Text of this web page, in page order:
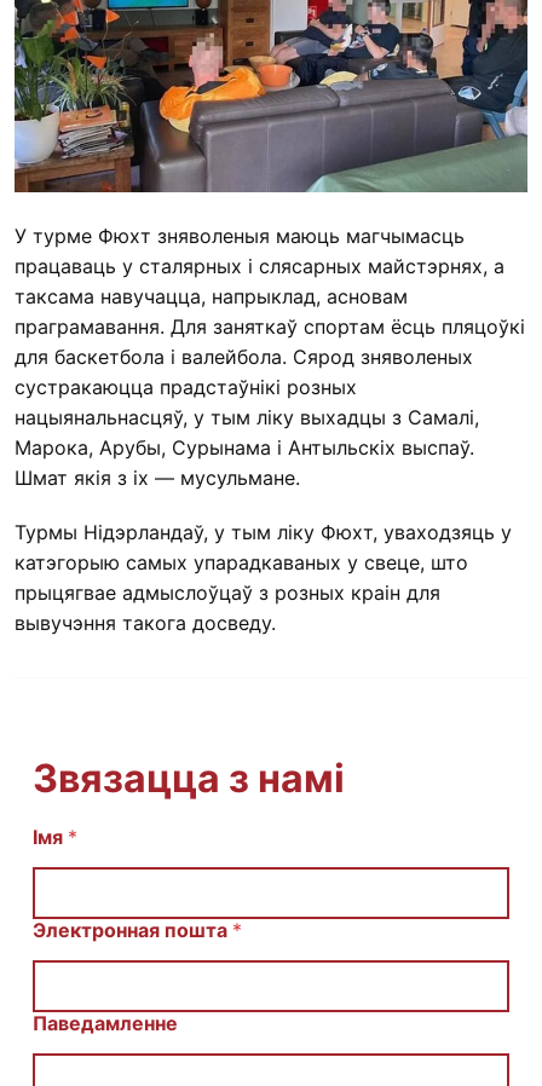
У турме Фюхт зняволеныя маюць магчымасць
працаваць у сталярных і слясарных майстэрнях, а
таксама навучацца, напрыклад, асновам
праграмавання. Для заняткаў спортам ёсць пляцоўкі
для баскетбола і валейбола. Сярод зняволеных
сустракаюцца прадстаўнікі розных
нацыянальнасцяў, у тым ліку выхадцы з Самалі,
Марока, Арубы, Сурынама і Антыльскіх выспаў.
Шмат якія з іх — мусульмане.
Турмы Нідэрландаў, у тым ліку Фюхт, уваходзяць у
катэгорыю самых упарадкаваных у свеце, што
прыцягвае адмыслоўцаў з розных краін для
вывучэння такога досведу.
Звязацца з намі
Імя *
Электронная пошта *
И
о
е
Паведамленне